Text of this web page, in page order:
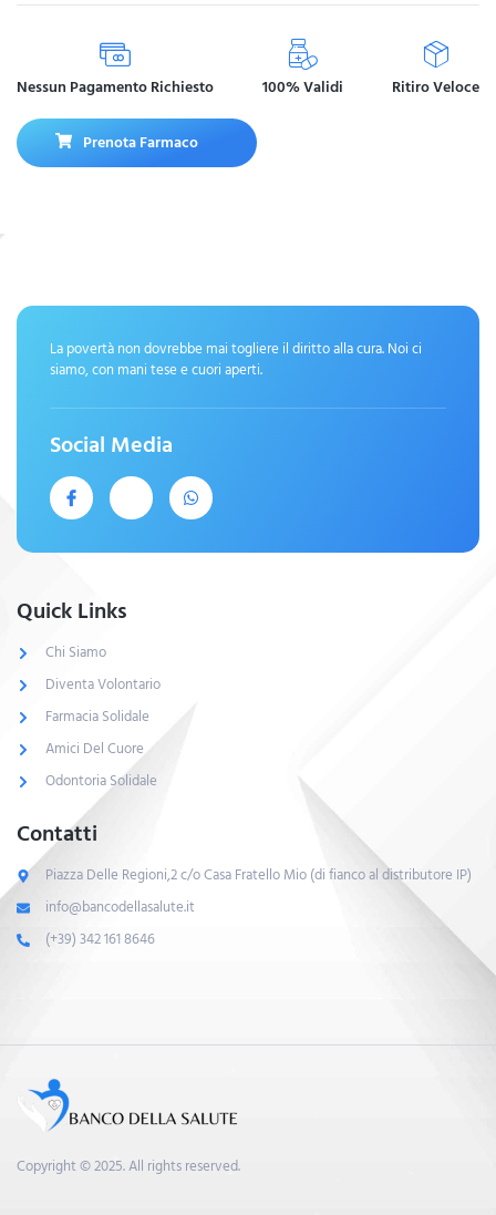
Nessun Pagamento Richiesto 100% Validi Ritiro Veloce
Prenota Farmaco
La povertà non dovrebbe mai togliere il diritto alla cura. Noi ci
siamo, con mani tese e cuori aperti.
Social Media
Quick Links
Chi Siamo
Diventa Volontario
Farmacia Solidale
Amici Del Cuore
Odontoria Solidale
Contatti
Piazza Delle Regioni,2 c/o Casa Fratello Mio (di fianco al distributore IP)
info@bancodellasalute.it
(+39) 342 161 8646
Copyright © 2025. All rights reserved.